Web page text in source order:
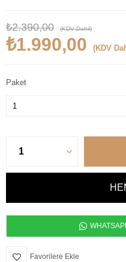
₺2.390,00 (KDV Dahil)
₺1.990,00 (KDV
Paket
Favorilere Ekle